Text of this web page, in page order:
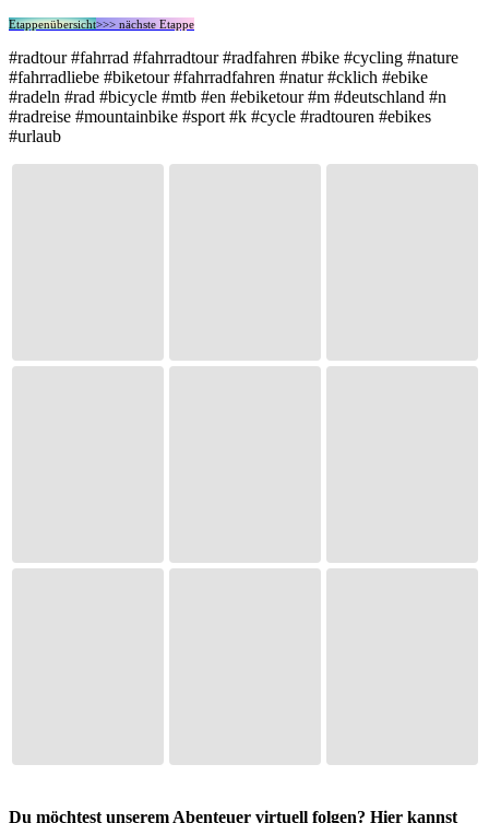
Etappenübersicht>>> nächste Etappe
#radtour #fahrrad #fahrradtour #radfahren #bike #cycling #nature
#fahrradliebe #biketour #fahrradfahren #natur #cklich #ebike
#radeln #rad #bicycle #mtb #en #ebiketour #m #deutschland #n
#radreise #mountainbike #sport #k #cycle #radtouren #ebikes
#urlaub
Du möchtest unserem Abenteuer virtuell folgen? Hier kannst